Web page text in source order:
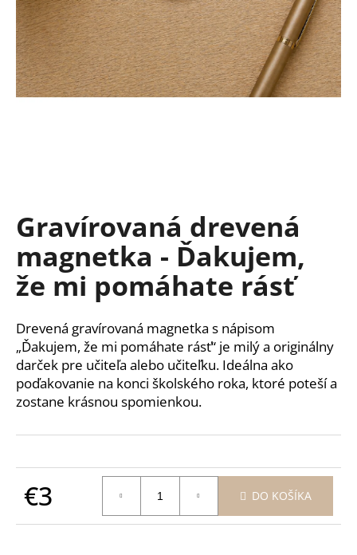
Gravírovaná drevená
magnetka - Ďakujem,
že mi pomáhate rásť
Drevená gravírovaná magnetka s nápisom
„Ďakujem, že mi pomáhate rásť“ je milý a originálny
darček pre učiteľa alebo učiteľku. Ideálna ako
poďakovanie na konci školského roka, ktoré poteší a
zostane krásnou spomienkou.
€3 DO KOŠÍKA
á
j
s
ť
?
O
d
p
r
ú
č
a
m
e
NA
BIELE
VÍNO
MAMU